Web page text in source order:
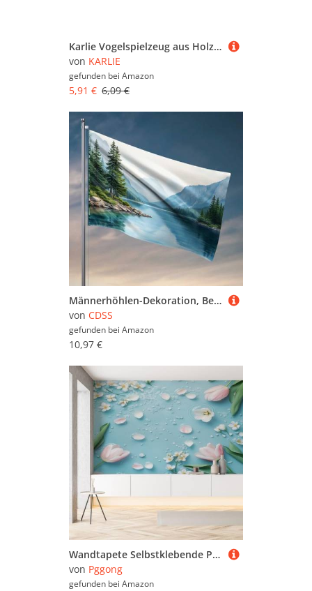
Karlie Vogelspielzeug aus Holz H: 27.5 cm natur
von KARLIE
gefunden bei Amazon
5,91 € 6,09 €
Männerhöhlen-Dekoration, Bergsee, Reflexionen in der Natur, Flagge, Männerhöhle, Bar, Raumzubehör für Männer (120 x 180 cm)
von CDSS
gefunden bei Amazon
10,97 €
Wandtapete Selbstklebende Plumeria Blumen Pflanze Blatter Fototapete Elegante Floral Natur Aesthetic Wohnzimmer Tapeten 400x280 cm Tapete 3D Panorama Wallpaper Wandbilder Kinderzimmer Dekoration
von Pggong
gefunden bei Amazon